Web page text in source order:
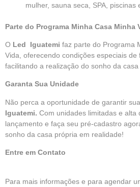
mulher, sauna seca, SPA, piscinas
Parte do Programa Minha Casa Minha
O Led Iguatemi faz parte do Programa
Vida, oferecendo condições especiais de
facilitando a realização do sonho da casa
Garanta Sua Unidade
Não perca a oportunidade de garantir
Iguatemi. Com unidades limitadas e alta
lançamento e faça seu pré-cadastro
sonho da casa própria em realidade!
Entre em Contato
Para mais informações e para agendar